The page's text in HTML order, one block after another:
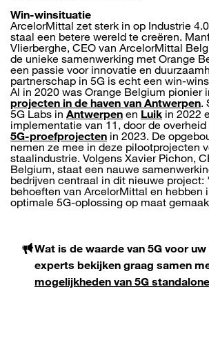
Win-winsituatie
ArcelorMittal zet sterk in op Industrie
staal een betere wereld te creëren.
Vlierberghe, CEO van ArcelorMittal
de unieke samenwerking met Orange
een passie voor innovatie en
partnerschap in 5G is echt een win-
Al in 2020 was Orange Belgium pionier
projecten in de haven van Antwerpen.
5G Labs in Antwerpen en Luik in 2022
implementatie van 11, door de
5G-proefprojecten in 2023. De
nemen ze mee in deze pilootprojecten
staalindustrie. Volgens Xavier Pichon,
Belgium, staat een nauwe
bedrijven centraal in dit nieuwe project:
behoeften van ArcelorMittal en hebben
optimale 5G-oplossing op maat
Wat is de waarde van 5G voor
experts bekijken graag samen
mogelijkheden van 5G standalone